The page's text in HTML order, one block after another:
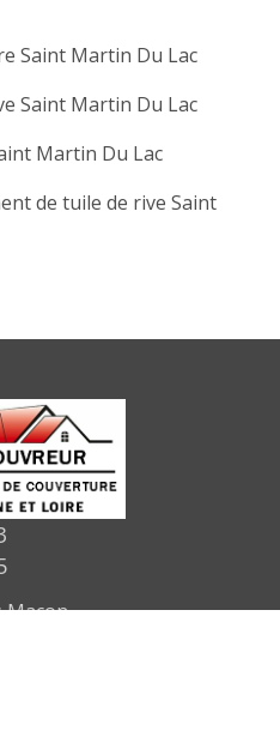
Saint Martin Du Lac
Saint Martin Du Lac
Martin Du Lac
de tuile de rive Saint
Macon